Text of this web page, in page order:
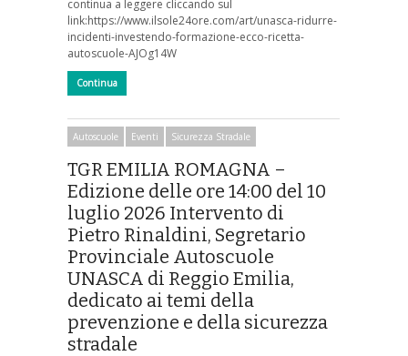
continua a leggere cliccando sul
link:https://www.ilsole24ore.com/art/unasca-ridurre-
incidenti-investendo-formazione-ecco-ricetta-
autoscuole-AJOg14W
Continua
Autoscuole Eventi Sicurezza Stradale
TGR EMILIA ROMAGNA –
Edizione delle ore 14:00 del 10
luglio 2026 Intervento di
Pietro Rinaldini, Segretario
Provinciale Autoscuole
UNASCA di Reggio Emilia,
dedicato ai temi della
prevenzione e della sicurezza
stradale